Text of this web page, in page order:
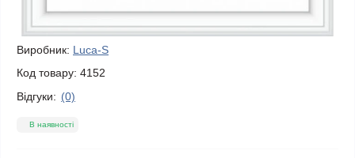
Виробник: Luca-S
Код товару: 4152
Відгуки: (0)
В наявності